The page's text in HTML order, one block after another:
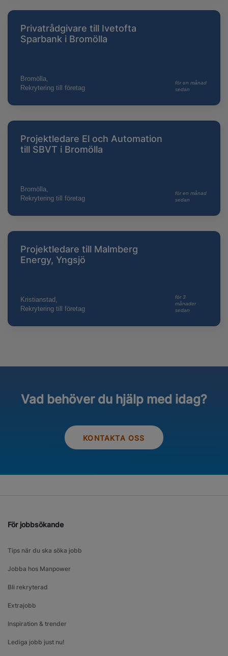
Privatrådgivare till Ivetofta
Sparbank i Bromölla
Bromölla,
Rekrytering till företag
för en månad
sedan
Projektledare El och Automation
till SBVT i Bromölla
Bromölla,
Rekrytering till företag
för en månad
sedan
Projektledare till Malmberg
Energy, Yngsjö
Kristianstad,
Rekrytering till företag
för 3
månader
sedan
Vad behöver du hjälp med idag?
KONTAKTA OSS
För jobbsökande
Tips när du ska söka jobb
Jobba hos Manpower
Bli rekryterad
Extrajobb
Inspiration & trender
Lediga jobb just nu!